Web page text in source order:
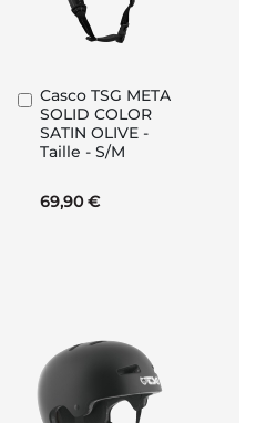
Casco TSG META
SOLID COLOR
SATIN OLIVE -
Taille - S/M
69,90 €
Aggiungi
al
Carrello